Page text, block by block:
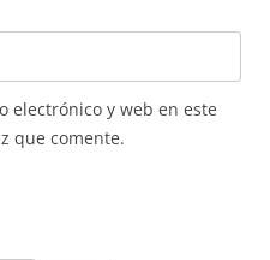
electrónico y web en este
que comente.